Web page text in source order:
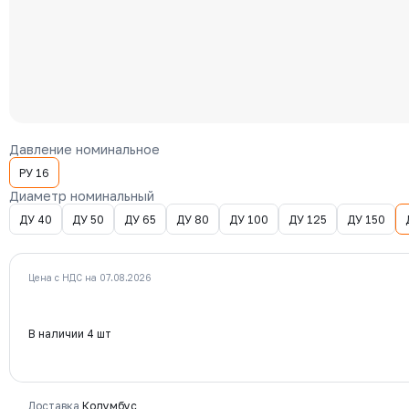
Давление номинальное
РУ 16
Диаметр номинальный
ДУ 40 ДУ 50 ДУ 65 ДУ 80 ДУ 100 ДУ 125 ДУ 150
Цена с НДС на 07.08.2026
В наличии 4 шт
Доставка Колумбус